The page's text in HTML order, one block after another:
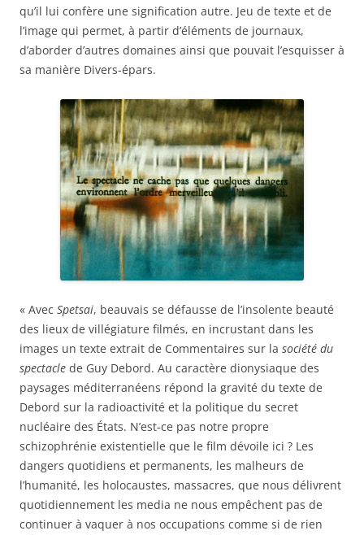
qu’il lui confère une signification autre. Jeu de texte et de
l’image qui permet, à partir d’éléments de journaux,
d’aborder d’autres domaines ainsi que pouvait l’esquisser à
sa manière Divers-épars.
« Avec Spetsai, beauvais se défausse de l’insolente beauté
des lieux de villégiature filmés, en incrustant dans les
images un texte extrait de Commentaires sur la société du
spectacle de Guy Debord. Au caractère dionysiaque des
paysages méditerranéens répond la gravité du texte de
Debord sur la radioactivité et la politique du secret
nucléaire des États. N’est-ce pas notre propre
schizophrénie existentielle que le film dévoile ici ? Les
dangers quotidiens et permanents, les malheurs de
l’humanité, les holocaustes, massacres, que nous délivrent
quotidiennement les media ne nous empêchent pas de
continuer à vaquer à nos occupations comme si de rien